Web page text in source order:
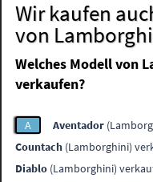
Wir kaufen
von
Welches Modell von
verkaufen?
A Aventador
Countach (Lamborghini)
Diablo (Lamborghini)